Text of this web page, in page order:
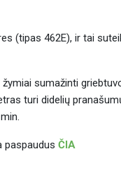
(tipas 462E), ir tai
sumažinti
turi didelių
paspaudus ČIA